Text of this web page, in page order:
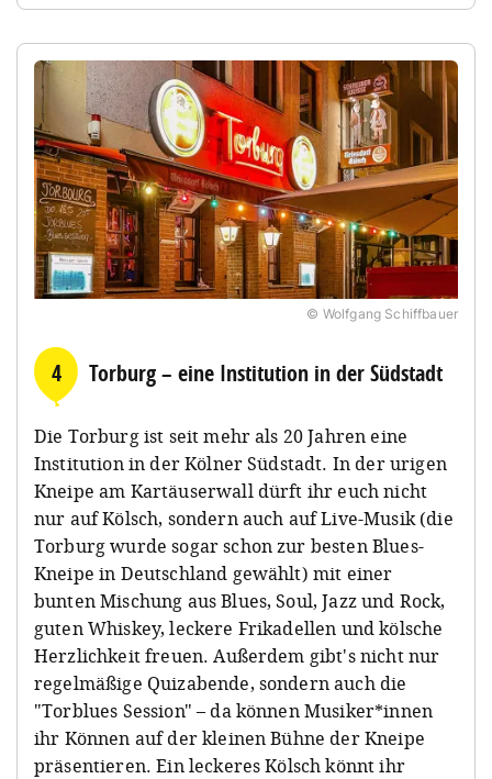
© Wolfgang Schiffbauer
4 Torburg – eine Institution in der Südstadt
Die Torburg ist seit mehr als 20 Jahren eine
Institution in der Kölner Südstadt. In der urigen
Kneipe am Kartäuserwall dürft ihr euch nicht
nur auf Kölsch, sondern auch auf Live-Musik (die
Torburg wurde sogar schon zur besten Blues-
Kneipe in Deutschland gewählt) mit einer
bunten Mischung aus Blues, Soul, Jazz und Rock,
guten Whiskey, leckere Frikadellen und kölsche
Herzlichkeit freuen. Außerdem gibt's nicht nur
regelmäßige Quizabende, sondern auch die
"Torblues Session" – da können Musiker*innen
ihr Können auf der kleinen Bühne der Kneipe
präsentieren. Ein leckeres Kölsch könnt ihr